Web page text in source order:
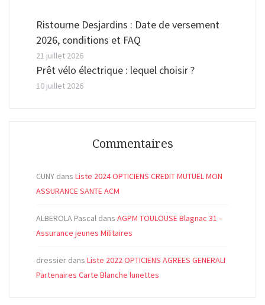
Ristourne Desjardins : Date de versement
2026, conditions et FAQ
21 juillet 2026
Prêt vélo électrique : lequel choisir ?
10 juillet 2026
Commentaires
CUNY dans Liste 2024 OPTICIENS CREDIT MUTUEL MON
ASSURANCE SANTE ACM
ALBEROLA Pascal dans AGPM TOULOUSE Blagnac 31 –
Assurance jeunes Militaires
dressier dans Liste 2022 OPTICIENS AGREES GENERALI
Partenaires Carte Blanche lunettes